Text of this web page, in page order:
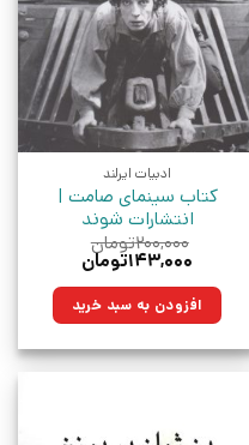
ادبیات ایرلند
کتاب سینمای صامت |
انتشارات شوند
۲۰۰,۰۰۰تومان
قیمت
۲۰۰,۰۰۰تومان
بود.
۱۴۳,۰۰۰تومان
۱۴۳,۰۰۰تومان.افزودن به سبد خرید